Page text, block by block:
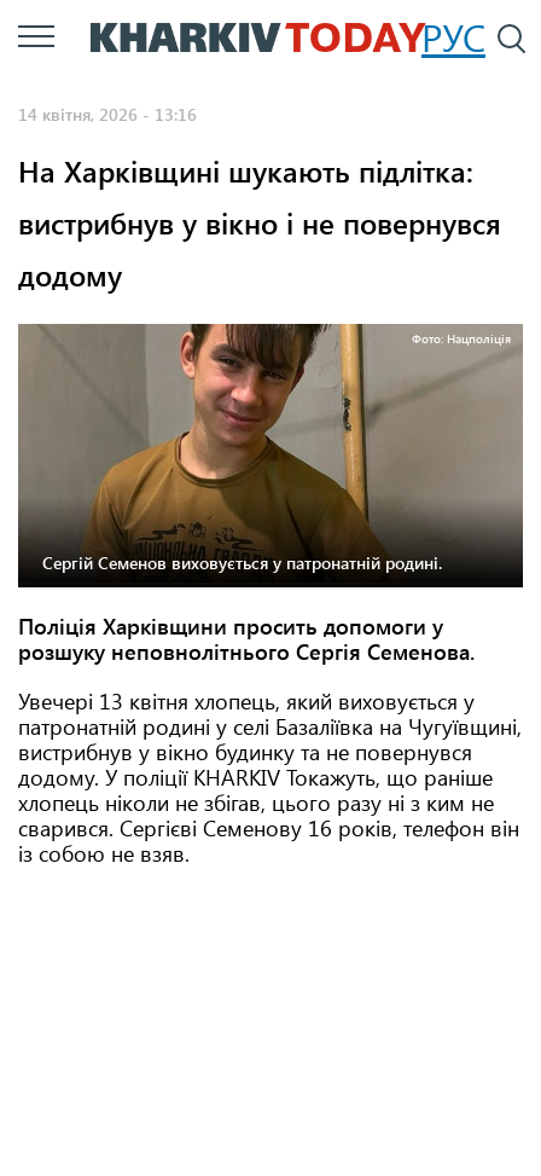
Перейти
до
РУС
14 квітня, 2026 - 13:16
На Харківщині шукають підлітка:
вистрибнув у вікно і не повернувся
додому
Фото: Нацполіція
Сергій Семенов виховується у патронатній родині.
Поліція Харківщини просить допомоги у
розшуку неповнолітнього Сергія Семенова.
Увечері 13 квітня хлопець, який виховується у
патронатній родині у селі Базаліївка на Чугуївщині,
вистрибнув у вікно будинку та не повернувся
додому. У поліції KHARKIV Toкажуть, що раніше
хлопець ніколи не збігав, цього разу ні з ким не
сварився. Сергієві Семенову 16 років, телефон він
із собою не взяв.